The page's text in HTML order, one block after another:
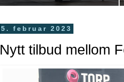
5. februar 2023
Nytt tilbud mellom